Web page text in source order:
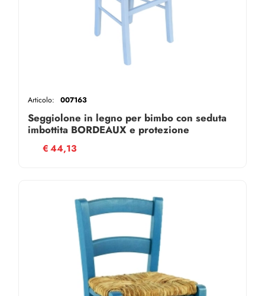
Seggiolone in legno per bimbo con seduta
imbottita BORDEAUX e protezione
Articolo: 007163
€44,13